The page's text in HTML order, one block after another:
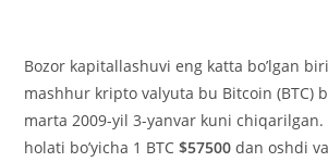
Bozor kapitallashuvi eng katta bo’lgan
mashhur kripto valyuta bu Bitcoin (BTC)
marta 2009-yil 3-yanvar kuni chiqarilgan.
holati bo’yicha 1 BTC$57500 dan oshdi